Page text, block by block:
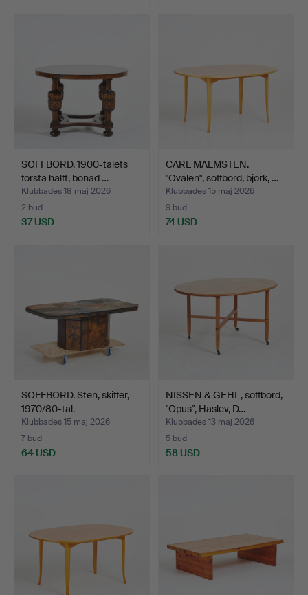
SOFFBORD. 1900-talets
första hälft, bonad …
Klubbades 18 maj 2026
2 bud
37 USD
CARL MALMSTEN.
"Ovalen", soffbord, björk, …
Klubbades 15 maj 2026
9 bud
74 USD
SOFFBORD. Sten, skiffer,
1970/80-tal.
Klubbades 15 maj 2026
7 bud
64 USD
NISSEN & GEHL, soffbord,
"Opus", Haslev, D…
Klubbades 13 maj 2026
5 bud
58 USD